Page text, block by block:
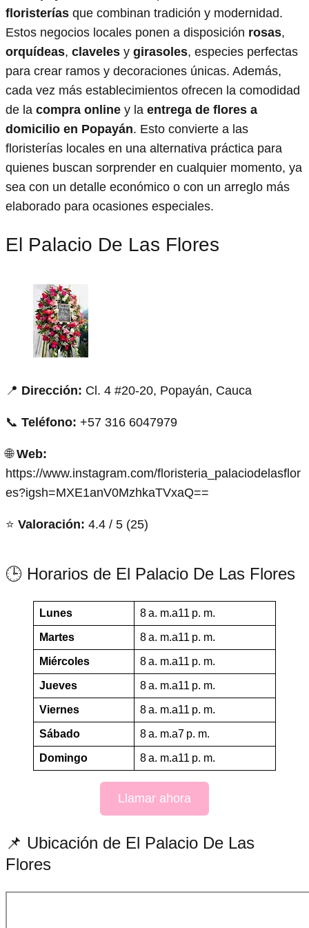
floristerías que combinan tradición y modernidad.
Estos negocios locales ponen a disposición rosas,
orquídeas, claveles y girasoles, especies perfectas
para crear ramos y decoraciones únicas. Además,
cada vez más establecimientos ofrecen la comodidad
de la compra online y la entrega de flores a
domicilio en Popayán. Esto convierte a las
floristerías locales en una alternativa práctica para
quienes buscan sorprender en cualquier momento, ya
sea con un detalle económico o con un arreglo más
elaborado para ocasiones especiales.
El Palacio De Las Flores
📍 Dirección: Cl. 4 #20-20, Popayán, Cauca
📞 Teléfono: +57 316 6047979
🌐Web:
https://www.instagram.com/floristeria_palaciodelasflor
es?igsh=MXE1anV0MzhkaTVxaQ==
⭐ Valoración: 4.4 / 5 (25)
🕒 Horarios de El Palacio De Las Flores
Lunes 8 a. m.a11 p. m.
Martes 8 a. m.a11 p. m.
Miércoles 8 a. m.a11 p. m.
Jueves 8 a. m.a11 p. m.
Viernes 8 a. m.a11 p. m.
Sábado 8 a. m.a7 p. m.
Domingo 8 a. m.a11 p. m.
Llamar ahora
📌 Ubicación de El Palacio De Las
Flores